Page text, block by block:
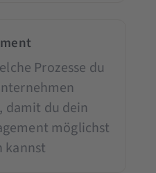
Prozesse du
damit du dein
möglichst
kannst